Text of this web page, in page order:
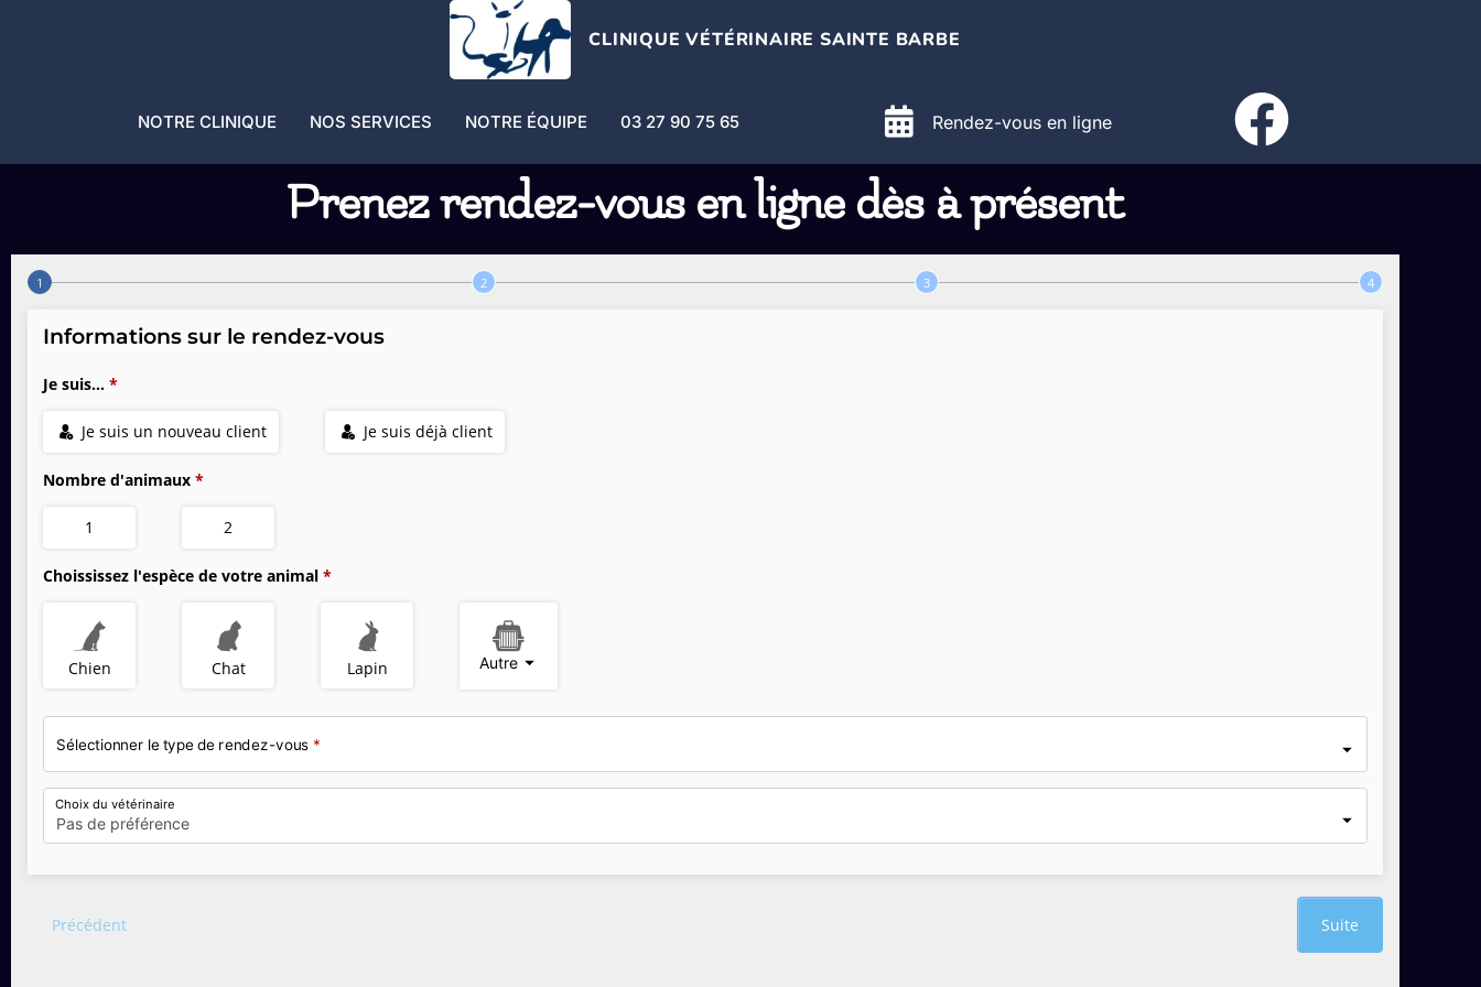
CLINIQUE VÉTÉRINAIRE SAINTE BARBE
NOTRE CLINIQUE NOS SERVICES NOTRE ÉQUIPE 03 27 90 75 65 Rendez-vous en ligne
Prenez rendez-vous en ligne dès à présent